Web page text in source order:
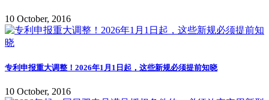
10 October, 2016
专利申报重大调整！2026年1月1日起，这些新规必须提前知晓
10 October, 2016